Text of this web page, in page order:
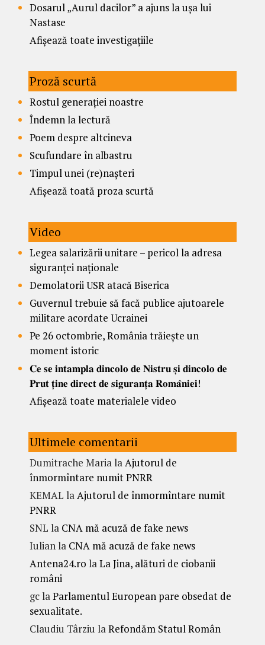
Dosarul „Aurul dacilor” a ajuns la ușa lui
Nastase
Afișează toate investigațiile
Proză scurtă
Rostul generației noastre
Îndemn la lectură
Poem despre altcineva
Scufundare în albastru
Timpul unei (re)nașteri
Afișează toată proza scurtă
Video
Legea salarizării unitare – pericol la adresa
siguranței naționale
Demolatorii USR atacă Biserica
Guvernul trebuie să facă publice ajutoarele
militare acordate Ucrainei
Pe 26 octombrie, România trăiește un
moment istoric
𝐂𝐞 𝐬𝐞 𝐢𝐧𝐭𝐚𝐦𝐩𝐥𝐚 𝐝𝐢𝐧𝐜𝐨𝐥𝐨 𝐝𝐞 𝐍𝐢𝐬𝐭𝐫𝐮 𝐬̦𝐢 𝐝𝐢𝐧𝐜𝐨𝐥𝐨 𝐝𝐞
𝐏𝐫𝐮𝐭 𝐭̦𝐢𝐧𝐞 𝐝𝐢𝐫𝐞𝐜𝐭 𝐝𝐞 𝐬𝐢𝐠𝐮𝐫𝐚𝐧𝐭̦𝐚 𝐑𝐨𝐦𝐚̂𝐧𝐢𝐞𝐢!
Afișează toate materialele video
Ultimele comentarii
Dumitrache MarialaAjutorul de
înmormîntare numit PNRR
KEMAL laAjutorul de înmormîntare numit
PNRR
SNL la CNA mă acuză de fake news
Iulianla CNA mă acuză de fake news
Antena24.ro laLa Jina, alături de ciobanii
români
gclaParlamentul European pare obsedat de
sexualitate.
Claudiu Târziu laRefondăm Statul Român